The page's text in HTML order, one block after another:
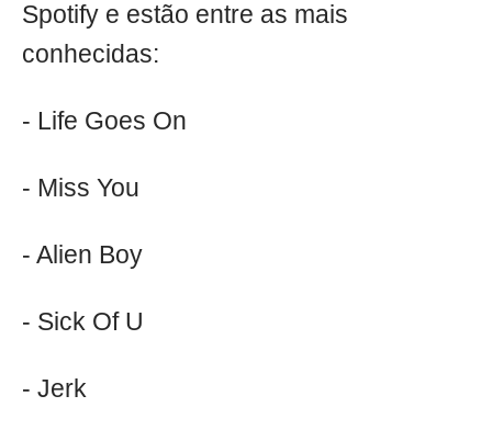
Spotify e estão entre as mais
conhecidas:
- Life Goes On
- Miss You
- Alien Boy
- Sick Of U
- Jerk